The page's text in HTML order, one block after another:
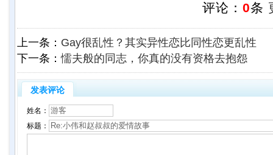
评论： 0条
上一条： Gay很乱性？其实异性恋比同性恋更乱性
下一条：懦夫般的同志，你真的没有资格去抱怨
发表评论
姓名：
标题：